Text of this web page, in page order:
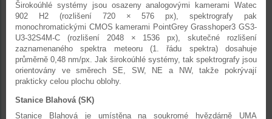
Širokoúhlé systémy jsou osazeny analogovými kamerami Watec
902 H2 (rozlišení 720 × 576 px), spektrografy pak
monochromatickými CMOS kamerami PointGrey Grasshoper3 GS3-
U3-32S4M-C (rozlišení 2048 × 1536 px), skutečné rozlišení
zaznamenaného spektra meteoru (1. řádu spektra) dosahuje
průměrně 0,48 nm/px. Jak širokoúhlé systémy, tak spektrografy jsou
orientovány ve směrech SE, SW, NE a NW, takže pokrývají
prakticky celou plochu oblohy.
Stanice Blahová (SK)
Stanice Blahová je umístěna na soukromé hvězdárně UMA